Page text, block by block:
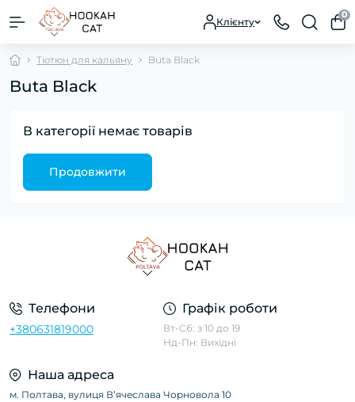
Клієнту
0
Тютюн для кальяну Buta Black
Buta Black
В категорії немає товарів
Продовжити
Телефони
+380631819000
Графік роботи
Вт-Сб: з 10 до 19
Нд-Пн: Вихідні
Наша адреса
м. Полтава, вулиця Вʼячеслава Чорновола 10